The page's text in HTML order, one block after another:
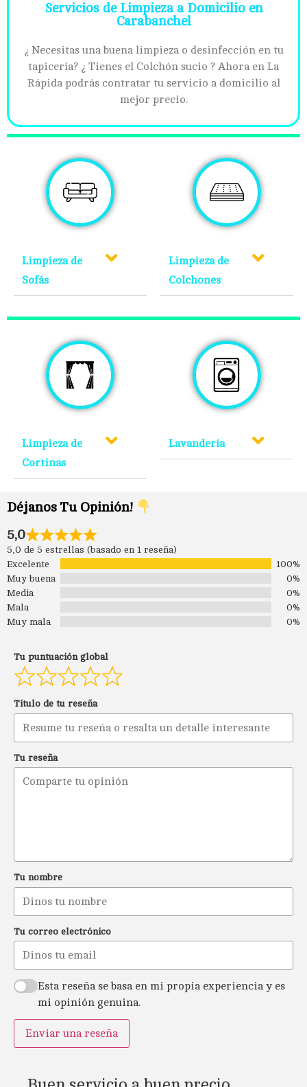
Servicios de Limpieza a Domicilio en
Carabanchel
¿ Necesitas una buena limpieza o desinfección en tu
tapicería? ¿ Tienes el Colchón sucio ? Ahora en La
Rápida podrás contratar tu servicio a domicilio al
mejor precio.
Limpieza de
Sofás
Limpieza de
Colchones
Limpieza de
Cortinas
Lavandería
Déjanos Tu Opinión!
5,0
5,0 de 5 estrellas (basado en 1 reseña)
Excelente
100%
Muy buena
0%
Media
0%
Mala
0%
Muy mala
0%
Tu puntuación global
Título de tu reseña
Tu reseña
Tu nombre
Tu correo electrónico
Esta reseña se basa en mi propia experiencia y es
mi opinión genuina.
Enviar una reseña